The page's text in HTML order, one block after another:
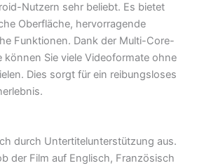
Nutzern sehr beliebt. Es bietet
Oberfläche, hervorragende
Funktionen. Dank der Multi-Core-
können Sie viele Videoformate ohne
Dies sorgt für ein reibungsloses
durch Untertitelunterstützung aus.
der Film auf Englisch, Französisch